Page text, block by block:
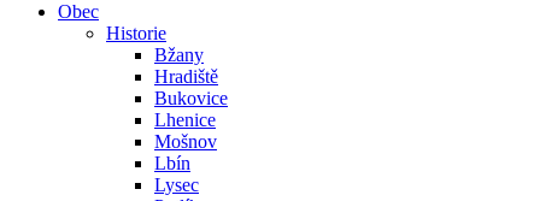
Obec
Historie
Bžany
Hradiště
Bukovice
Lhenice
Mošnov
Lbín
Lysec